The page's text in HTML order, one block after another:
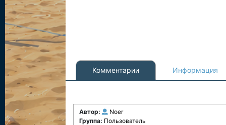
Комментарии Информация
Автор:
Noer
Группа: Пользователь